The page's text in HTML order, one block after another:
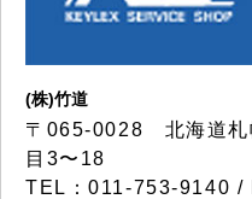
(株)竹道
〒065-0028 北海道札
目3〜18
TEL：011-753-9140 /